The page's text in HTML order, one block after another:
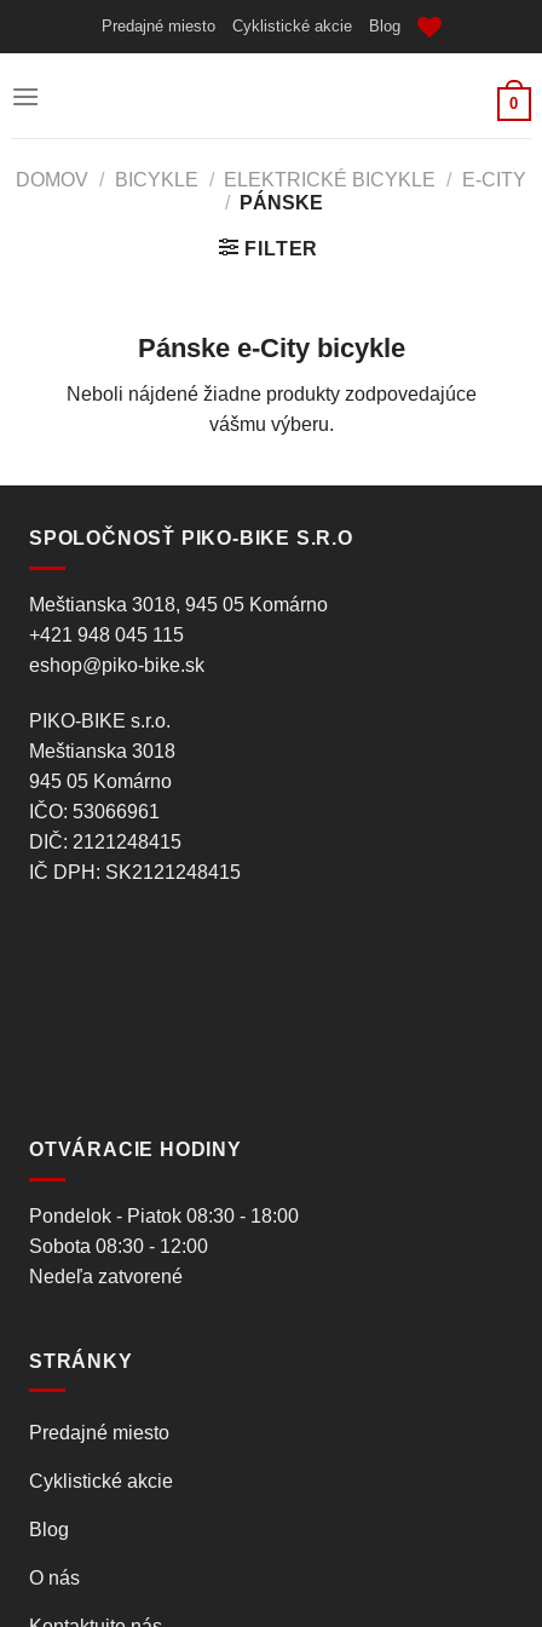
Predajné miesto Cyklistické akcie Blog
0
DOMOV / BICYKLE / ELEKTRICKÉ BICYKLE /
E-CITY
/
PÁNSKE
FILTER
Pánske e-City bicykle
Neboli nájdené žiadne produkty zodpovedajúce
vášmu výberu.
SPOLOČNOSŤ PIKO-BIKE S.R.O
Meštianska 3018, 945 05 Komárno
+421 948 045 115
eshop@piko-bike.sk
PIKO-BIKE s.r.o.
Meštianska 3018
945 05 Komárno
IČO: 53066961
DIČ: 2121248415
IČ DPH: SK2121248415
OTVÁRACIE HODINY
Pondelok - Piatok 08:30 - 18:00
Sobota 08:30 - 12:00
Nedeľa zatvorené
STRÁNKY
Predajné miesto
Cyklistické akcie
Blog
O nás